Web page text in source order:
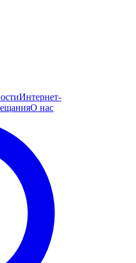
Интернет-
О нас